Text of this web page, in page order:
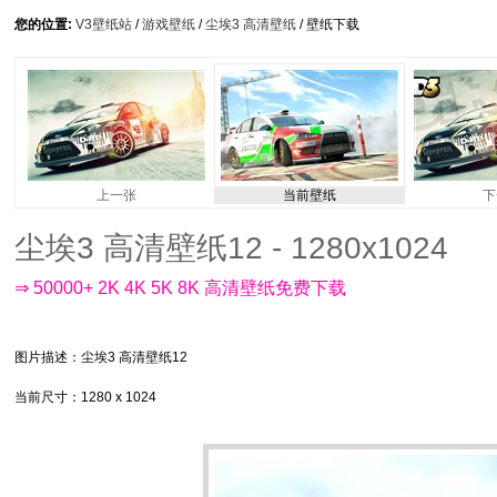
您的位置: V3壁纸站 /游戏壁纸 /尘埃3 高清壁纸 / 壁纸下载
上一张 当前壁纸
尘埃3 高清壁纸12 - 1280x1024
⇒ 50000+ 2K 4K 5K 8K 高清壁纸免费下载
图片描述 ：尘埃3 高清壁纸12
当前尺寸 ：1280 x 1024